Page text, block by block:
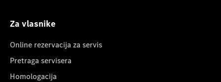
Za vlasnike
Online rezervacija za servis
Pretraga servisera
Homologacija